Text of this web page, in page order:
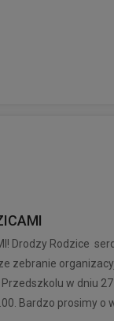
Drodzy Rodzice
zebranie
w dniu 27
Bardzo prosimy o